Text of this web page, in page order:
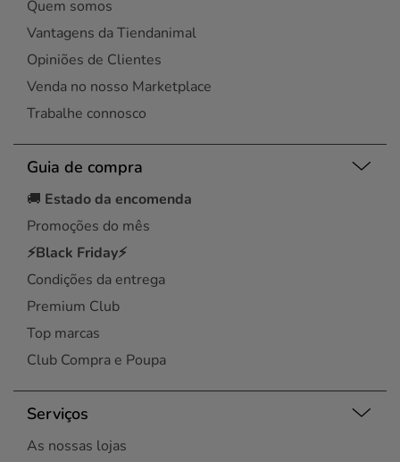
Quem somos
Vantagens da Tiendanimal
Opiniões de Clientes
Venda no nosso Marketplace
Trabalhe connosco
Guia de compra
🚚 Estado da encomenda
Promoções do mês
⚡Black Friday⚡
Condições da entrega
Premium Club
Top marcas
Club Compra e Poupa
Serviços
As nossas lojas